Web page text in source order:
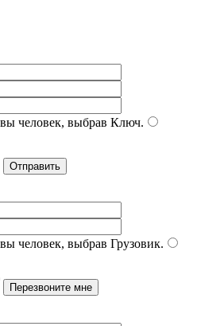
человек, выбрав Ключ.
человек, выбрав Грузовик.